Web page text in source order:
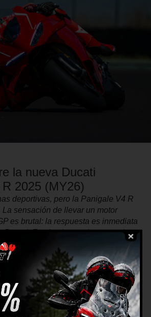
la nueva Ducati
2025 (MY26)
deportivas, pero la Panigale V4 R
La sensación de llevar un motor
es brutal: la respuesta es inmediata
Ducati. En circuito se siente precisa,
incluso en frenadas fuertes, y la
quitarte sensaciones.
es lo equilibrada que está: es
incontrolable. Te permite ir rápido
anima a mejorar en cada vuelta. Sin
cercana a una de competición que